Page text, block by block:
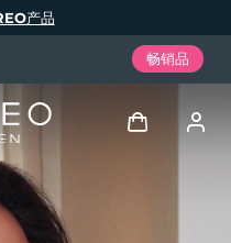
产品
畅销品